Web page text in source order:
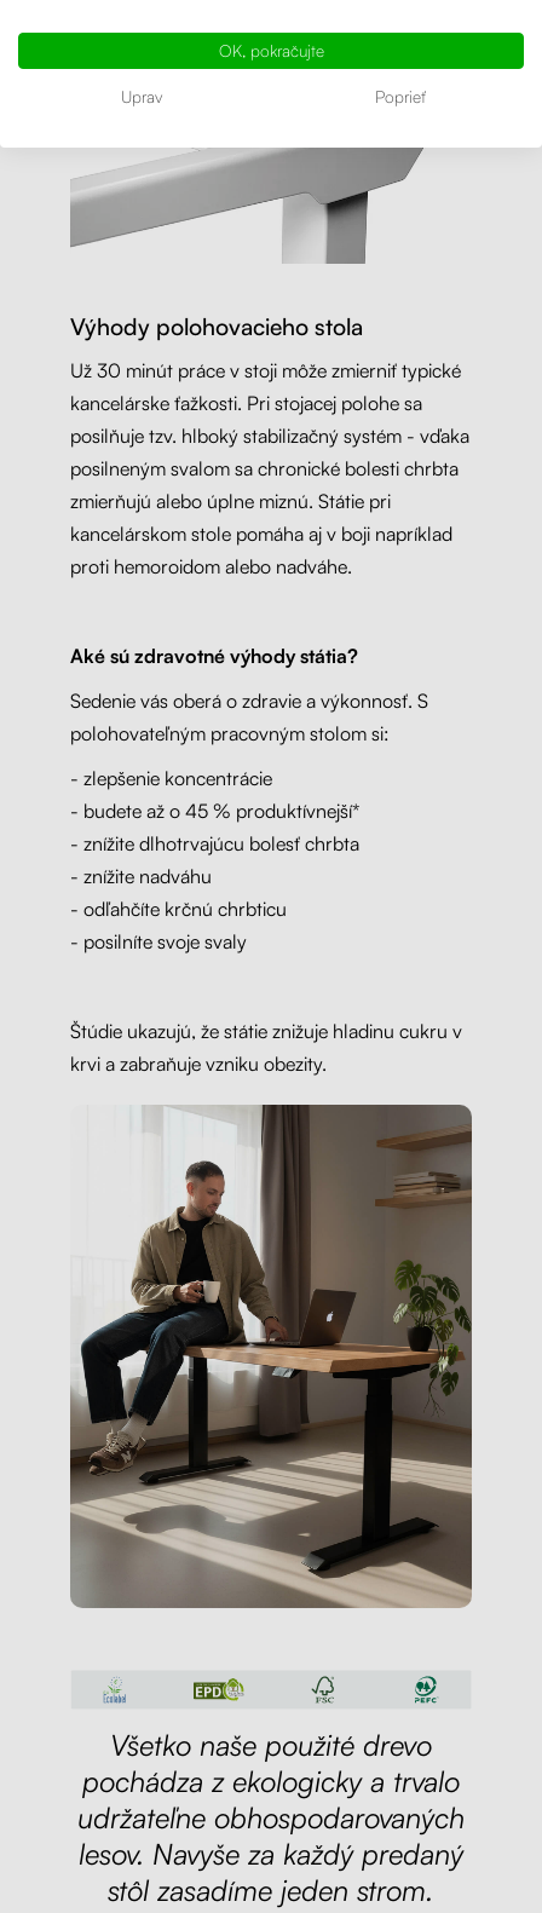
Výhody polohovacieho stola
Už 30 minút práce v stoji môže zmierniť typické
kancelárske ťažkosti. Pri stojacej polohe sa
posilňuje tzv. hlboký stabilizačný systém - vďaka
posilneným svalom sa chronické bolesti chrbta
zmierňujú alebo úplne miznú. Státie pri
kancelárskom stole pomáha aj v boji napríklad
proti hemoroidom alebo nadváhe.
Aké sú zdravotné výhody státia?
Sedenie vás oberá o zdravie a výkonnosť. S
polohovateľným pracovným stolom si:
- zlepšenie koncentrácie
- budete až o 45 % produktívnejší*
- znížite dlhotrvajúcu bolesť chrbta
- znížite nadváhu
- odľahčíte krčnú chrbticu
- posilníte svoje svaly
Štúdie ukazujú, že státie znižuje hladinu cukru v
krvi a zabraňuje vzniku obezity.
Všetko naše použité drevo
pochádza z ekologicky a trvalo
udržateľne obhospodarovaných
lesov. Navyše za každý predaný
stôl zasadíme jeden strom.
OK, pokračujte
Uprav Poprieť